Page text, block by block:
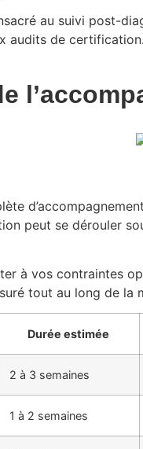
au suivi post-
audits de
peut se dérouler
à vos contraintes
tout au long de
Durée estimée
2 à 3 semaines
1 à 2 semaines